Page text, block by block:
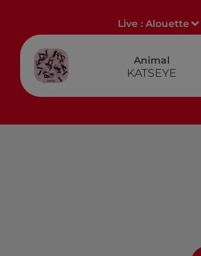
Live :Alouette
Animal
KATSEYE